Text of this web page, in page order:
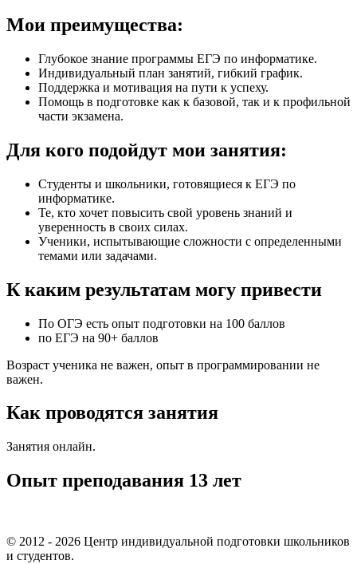
Мои преимущества:
Глубокое знание программы ЕГЭ по информатике.
Индивидуальный план занятий, гибкий график.
Поддержка и мотивация на пути к успеху.
Помощь в подготовке как к базовой, так и к профильной
части экзамена.
Для кого подойдут мои занятия:
Студенты и школьники, готовящиеся к ЕГЭ по
информатике.
Те, кто хочет повысить свой уровень знаний и
уверенность в своих силах.
Ученики, испытывающие сложности с определенными
темами или задачами.
К каким результатам могу привести
По ОГЭ есть опыт подготовки на 100 баллов
по ЕГЭ на 90+ баллов
Возраст ученика не важен, опыт в программировании не
важен.
Как проводятся занятия
Занятия онлайн.
Опыт преподавания 13 лет
© 2012 - 2026 Центр индивидуальной подготовки школьников
и студентов.